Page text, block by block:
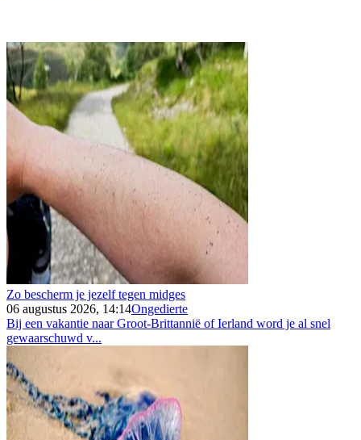
Zo bescherm je jezelf tegen midges
06 augustus 2026, 14:14Ongedierte
Bij een vakantie naar Groot-Brittannië of Ierland word je al snel
gewaarschuwd v...